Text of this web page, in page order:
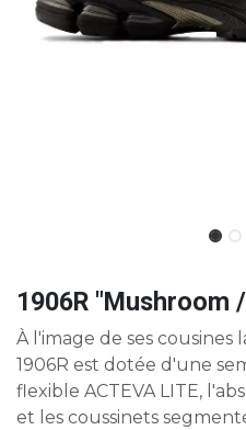
1906R "Mushroom
À l'image de ses cousines
1906R est dotée d'une
flexible ACTEVA LITE,
et les coussinets